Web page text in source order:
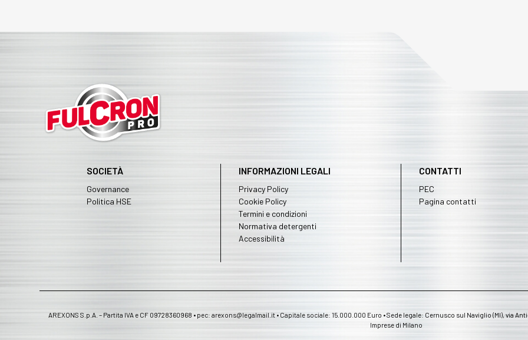
SOCIETÀ
Governance
Politica HSE
INFORMAZIONI LEGALI
Privacy Policy
Cookie Policy
Termini e condizioni
Normativa detergenti
Accessibilità
CONTATTI
PEC
Pagina contatti
AREXONS S.p.A. – Partita IVA e CF 09728360968 • pec: arexons@legalmail.it • Capitale sociale: 15.000.000 Euro • Sede legale: Cernusco sul Naviglio (MI), via
Imprese di Milano